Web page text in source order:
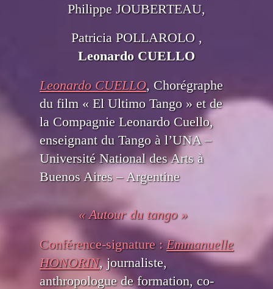
Philippe JOUBERTEAU,
Patricia POLLAROLO ,
Leonardo CUELLO
Leonardo CUELLO, Chorégraphe
du film « El Ultimo Tango » et de
la Compagnie Leonardo Cuello,
enseignant du Tango à l’UNA –
Université National des Arts à
Buenos Aires – Argentine
« Autour du tango »
Conférence-signature : Emmanuelle
HONORIN, journaliste,
anthropologue de formation, co-